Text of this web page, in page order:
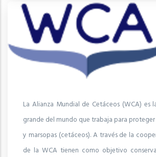
La Alianza Mundial de Cetáceos (WCA) es
grande del mundo que trabaja para
y marsopas (cetáceos). A través de la
de la WCA tienen como objetivo